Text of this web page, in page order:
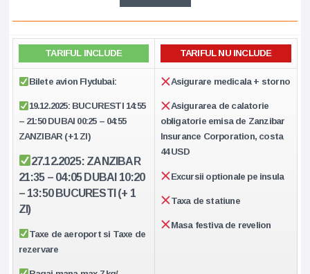
TARIFUL INCLUDE TARIFUL NU INCLUDE
Bilete avion Flydubai:
19.12.2025: BUCURESTI 14:55
– 21:50 DUBAI 00:25 – 04:55
ZANZIBAR (+1 ZI)
27.12.2025: ZANZIBAR
21:35 – 04:05 DUBAI 10:20
– 13:50 BUCURESTI (+ 1
ZI)
Taxe de aeroport si Taxe de
rezervare
Asigurare medicala + storno
Asigurarea de calatorie
obligatorie emisa de Zanzibar
Insurance Corporation, costa
44 USD
Excursii optionale pe insula
Taxa de statiune
Masa festiva de revelion